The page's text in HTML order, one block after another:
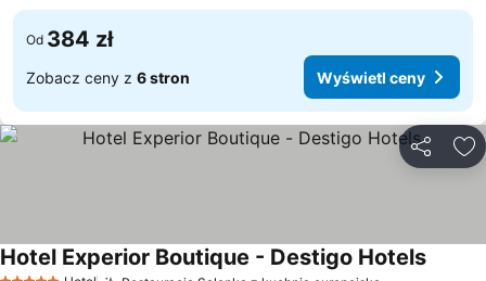
Od 384 zł
Zobacz ceny z 6 stron Wyświetl ceny
Hotel Experior Boutique - Destigo Hotels